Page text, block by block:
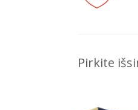
Pirkite